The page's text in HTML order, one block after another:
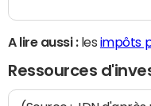
A lire aussi :les impôts
Ressources